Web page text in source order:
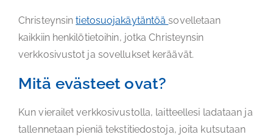
Christeynsintietosuojakäytäntöäsovelletaan
kaikkiin henkilötietoihin, jotka Christeynsin
verkkosivustot ja sovellukset keräävät.
Mitä evästeet ovat?
Kun vierailet verkkosivustolla, laitteellesi ladataan ja
tallennetaan pieniä tekstitiedostoja, joita kutsutaan